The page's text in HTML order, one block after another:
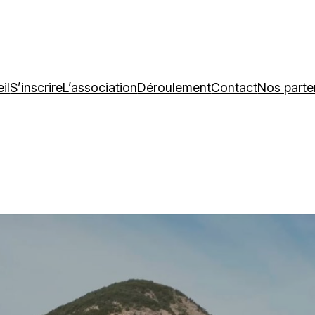
S’inscrireL’associationDéroulementContactNos